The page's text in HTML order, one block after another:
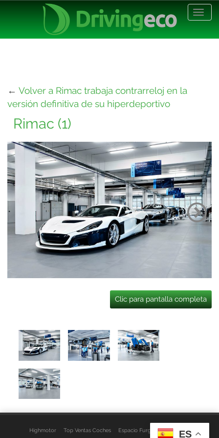
← Volver a Rimac trabaja contrarreloj en la
versión definitiva de su hiperdeportivo
Rimac (1)
Clic para pantalla completa
Highmotor Top Ventas Coches Espacio Furgo Aviso Legal
ES